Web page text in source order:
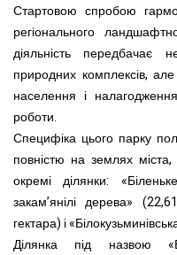
Стартовою спробою
регіонального
діяльність передбачає
природних комплексів,
населення і
роботи.
Специфіка цього парку
повністю на землях
окремі ділянки:
закам’янілі дерева»
гектара) і
Ділянка під назвою